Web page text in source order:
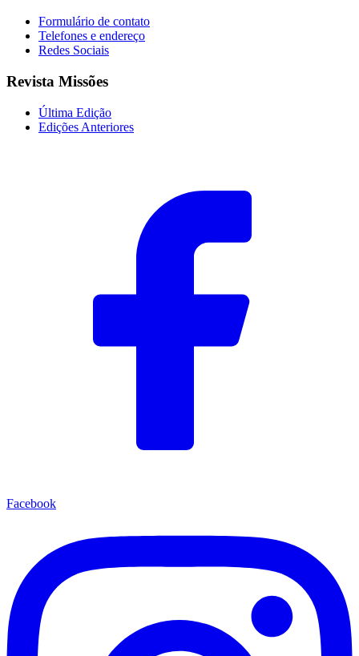
Formulário de contato
Telefones e endereço
Redes Sociais
Revista Missões
Última Edição
Edições Anteriores
Facebook